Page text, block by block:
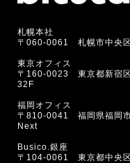
札幌本社
〒060-0061 札幌市中央
東京オフィス
〒160-0023 東京都新宿
32F
福岡オフィス
〒810-0041 福岡県福岡
Next
Busico.銀座
〒104-0061 東京都中央